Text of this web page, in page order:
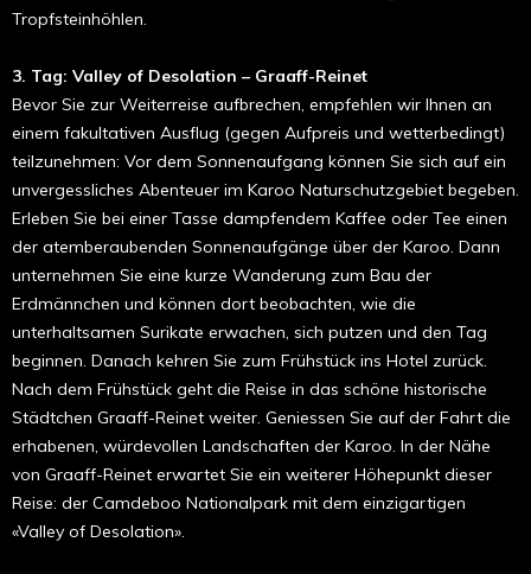
Tropfsteinhöhlen.
3. Tag: Valley of Desolation – Graaff-Reinet
Bevor Sie zur Weiterreise aufbrechen, empfehlen wir Ihnen an
einem fakultativen Ausflug (gegen Aufpreis und wetterbedingt)
teilzunehmen: Vor dem Sonnenaufgang können Sie sich auf ein
unvergessliches Abenteuer im Karoo Naturschutzgebiet begeben.
Erleben Sie bei einer Tasse dampfendem Kaffee oder Tee einen
der atemberaubenden Sonnenaufgänge über der Karoo. Dann
unternehmen Sie eine kurze Wanderung zum Bau der
Erdmännchen und können dort beobachten, wie die
unterhaltsamen Surikate erwachen, sich putzen und den Tag
beginnen. Danach kehren Sie zum Frühstück ins Hotel zurück.
Nach dem Frühstück geht die Reise in das schöne historische
Städtchen Graaff-Reinet weiter. Geniessen Sie auf der Fahrt die
erhabenen, würdevollen Landschaften der Karoo. In der Nähe
von Graaff-Reinet erwartet Sie ein weiterer Höhepunkt dieser
Reise: der Camdeboo Nationalpark mit dem einzigartigen
«Valley of Desolation».